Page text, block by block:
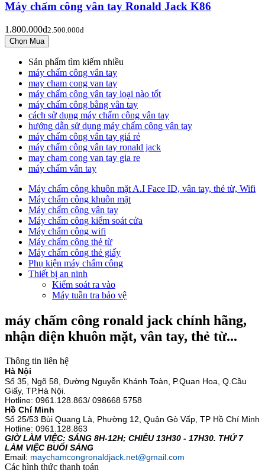
Máy chấm công vân tay Ronald Jack K86
1.800.000đ2.500.000đ
Sản phẩm tìm kiếm nhiều
máy chấm công vân tay
may cham cong van tay
máy chấm công vân tay loại nào tốt
máy chấm công bằng vân tay
cách sử dụng máy chấm công vân tay
hướng dẫn sử dụng máy chấm công vân tay
máy chấm công vân tay giá rẻ
máy chấm công vân tay ronald jack
may cham cong van tay gia re
máy chấm vân tay
Máy chấm công khuôn mặt A.I Face ID, vân tay, thẻ từ, Wifi
Máy chấm công khuôn mặt
Máy chấm công vân tay
Máy chấm công kiểm soát cửa
Máy chấm công wifi
Máy chấm công thẻ từ
Máy chấm công thẻ giấy
Phụ kiện máy chấm công
Thiết bị an ninh
Kiểm soát ra vào
Máy tuần tra bảo vệ
máy chấm công ronald jack chính hãng,
nhận diện khuôn mặt, vân tay, thẻ từ...
Thông tin liên hệ
Hà Nội
Số 35, Ngõ 58, Đường Nguyễn Khánh Toàn, P.Quan Hoa, Q.Cầu
Giấy, TP.Hà Nội.
Hotline: 0961.128.863/ 098668 5758
Hồ Chí Minh
Số 25/53 Bùi Quang Là, Phường 12, Quận Gò Vấp, TP Hồ Chí Minh
Hotline: 0961.128.863
GIỜ LÀM VIỆC: SÁNG 8H-12H; CHIỀU 13H30 - 17H30. THỨ 7
LÀM VIỆC BUỔI SÁNG
Email: maychamcongronaldjack.net@gmail.com
Các hình thức thanh toán